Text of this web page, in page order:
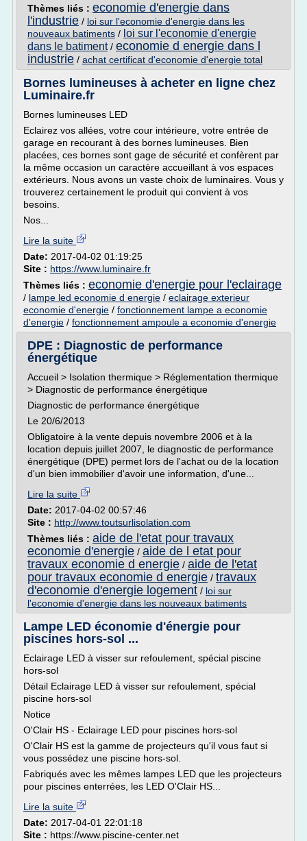
Thèmes liés : economie d'energie dans
l'industrie / loi sur l'economie d'energie dans les
nouveaux batiments / loi sur l'economie d'energie
dans le batiment/ economie d energie dans l
industrie / achat certificat d'economie d'energie total
Bornes lumineuses à acheter en ligne chez
Luminaire.fr
Bornes lumineuses LED
Eclairez vos allées, votre cour intérieure, votre entrée de
garage en recourant à des bornes lumineuses. Bien
placées, ces bornes sont gage de sécurité et confèrent par
la même occasion un caractère accueillant à vos espaces
extérieurs. Nous avons un vaste choix de luminaires. Vous y
trouverez certainement le produit qui convient à vos
besoins.
Nos...
Lire la suite
Date: 2017-04-02 01:19:25
Site : https://www.luminaire.fr
Thèmes liés : economie d'energie pour l'eclairage
/ lampe led economie d energie / eclairage exterieur
economie d'energie / fonctionnement lampe a economie
d'energie / fonctionnement ampoule a economie d'energie
DPE : Diagnostic de performance
énergétique
Accueil > Isolation thermique > Réglementation thermique
> Diagnostic de performance énergétique
Diagnostic de performance énergétique
Le 20/6/2013
Obligatoire à la vente depuis novembre 2006 et à la
location depuis juillet 2007, le diagnostic de performance
énergétique (DPE) permet lors de l'achat ou de la location
d'un bien immobilier d'avoir une information, d'une...
Lire la suite
Date: 2017-04-02 00:57:46
Site : http://www.toutsurlisolation.com
Thèmes liés : aide de l'etat pour travaux
economie d'energie / aide de l etat pour
travaux economie d energie / aide de l'etat
pour travaux economie d energie / travaux
d'economie d'energie logement / loi sur
l'economie d'energie dans les nouveaux batiments
Lampe LED économie d'énergie pour
piscines hors-sol ...
Eclairage LED à visser sur refoulement, spécial piscine
hors-sol
Détail Eclairage LED à visser sur refoulement, spécial
piscine hors-sol
Notice
O'Clair HS - Eclairage LED pour piscines hors-sol
O'Clair HS est la gamme de projecteurs qu'il vous faut si
vous possédez une piscine hors-sol.
Fabriqués avec les mêmes lampes LED que les projecteurs
pour piscines enterrées, les LED O'Clair HS...
Lire la suite
Date: 2017-04-01 22:01:18
Site : https://www.piscine-center.net